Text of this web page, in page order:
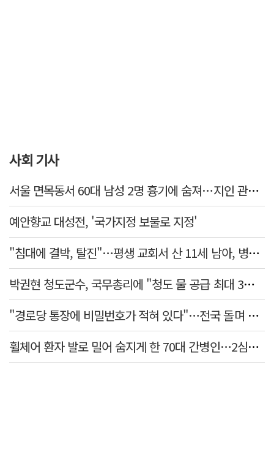
사회 기사
서울 면목동서 60대 남성 2명 흉기에 숨져…지인 관계로 추정
예안향교 대성전, '국가지정 보물로 지정'
"침대에 결박, 탈진"…평생 교회서 산 11세 남아, 병원 이송 끝 숨져
박권현 청도군수, 국무총리에 "청도 물 공급 최대 3만t 늘려달라"
"경로당 통장에 비밀번호가 적혀 있다"…전국 돌며 경로당 13곳 턴 30대 구속
휠체어 환자 발로 밀어 숨지게 한 70대 간병인…2심도 집행유예